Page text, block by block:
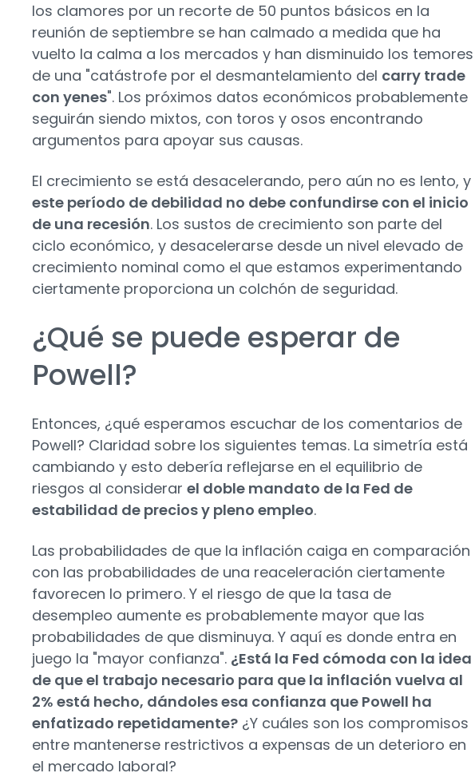
los clamores por un recorte de 50 puntos básicos en la
reunión de septiembre se han calmado a medida que ha
vuelto la calma a los mercados y han disminuido los temores
de una "catástrofe por el desmantelamiento del carry trade
con yenes". Los próximos datos económicos probablemente
seguirán siendo mixtos, con toros y osos encontrando
argumentos para apoyar sus causas.
El crecimiento se está desacelerando, pero aún no es lento, y
este período de debilidad no debe confundirse con el inicio
de una recesión. Los sustos de crecimiento son parte del
ciclo económico, y desacelerarse desde un nivel elevado de
crecimiento nominal como el que estamos experimentando
ciertamente proporciona un colchón de seguridad.
¿Qué se puede esperar de
Powell?
Entonces, ¿qué esperamos escuchar de los comentarios de
Powell? Claridad sobre los siguientes temas. La simetría está
cambiando y esto debería reflejarse en el equilibrio de
riesgos al considerar el doble mandato de la Fed de
estabilidad de precios y pleno empleo.
Las probabilidades de que la inflación caiga en comparación
con las probabilidades de una reaceleración ciertamente
favorecen lo primero. Y el riesgo de que la tasa de
desempleo aumente es probablemente mayor que las
probabilidades de que disminuya. Y aquí es donde entra en
juego la "mayor confianza". ¿Está la Fed cómoda con la idea
de que el trabajo necesario para que la inflación vuelva al
2% está hecho, dándoles esa confianza que Powell ha
enfatizado repetidamente? ¿Y cuáles son los compromisos
entre mantenerse restrictivos a expensas de un deterioro en
el mercado laboral?